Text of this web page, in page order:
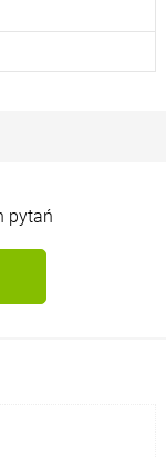
pytań